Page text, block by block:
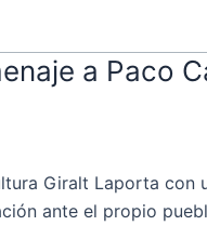
a Paco
Giralt Laporta con
ante el propio